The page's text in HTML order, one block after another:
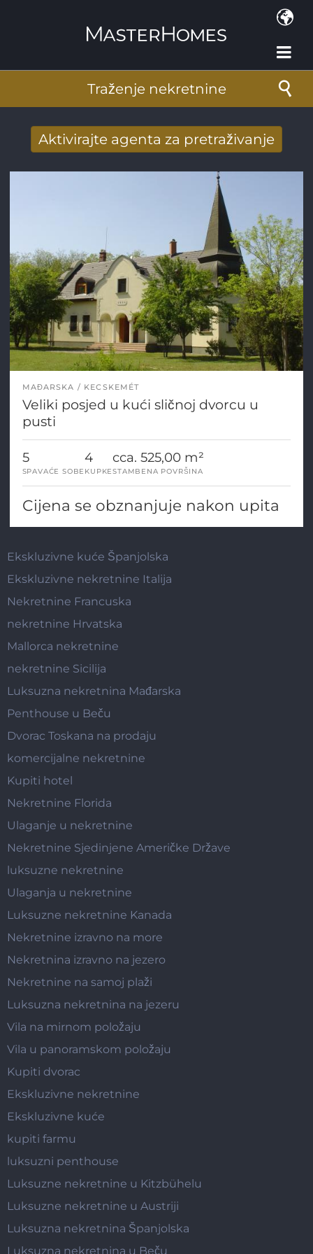
Traženje nekretnine
Aktivirajte agenta za pretraživanje
MAĐARSKA KECSKEMÉT
Veliki posjed u kući sličnoj dvorcu u
pusti
5
SPAVAĆE SOBE
4
KUPKE
cca. 525,00 m²
STAMBENA POVRŠINA
Cijena se obznanjuje nakon upita
Ekskluzivne kuće Španjolska
Ekskluzivne nekretnine Italija
Nekretnine Francuska
nekretnine Hrvatska
Mallorca nekretnine
nekretnine Sicilija
Luksuzna nekretnina Mađarska
Penthouse u Beču
Dvorac Toskana na prodaju
komercijalne nekretnine
Kupiti hotel
Nekretnine Florida
Ulaganje u nekretnine
Nekretnine Sjedinjene Američke Države
luksuzne nekretnine
Ulaganja u nekretnine
Luksuzne nekretnine Kanada
Nekretnine izravno na more
Nekretnina izravno na jezero
Nekretnine na samoj plaži
Luksuzna nekretnina na jezeru
Vila na mirnom položaju
Vila u panoramskom položaju
Kupiti dvorac
Ekskluzivne nekretnine
Ekskluzivne kuće
kupiti farmu
luksuzni penthouse
Luksuzne nekretnine u Kitzbühelu
Luksuzne nekretnine u Austriji
Luksuzna nekretnina Španjolska
Luksuzna nekretnina u Beču